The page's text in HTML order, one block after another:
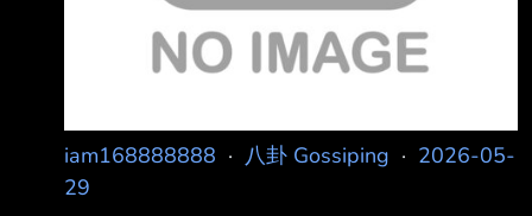
此，前立委林濁水今（29）日分析， 北市藍綠
基本盤早已翻盤。 國民黨
iam168888888 · 八卦 Gossiping · 2026-05-
29